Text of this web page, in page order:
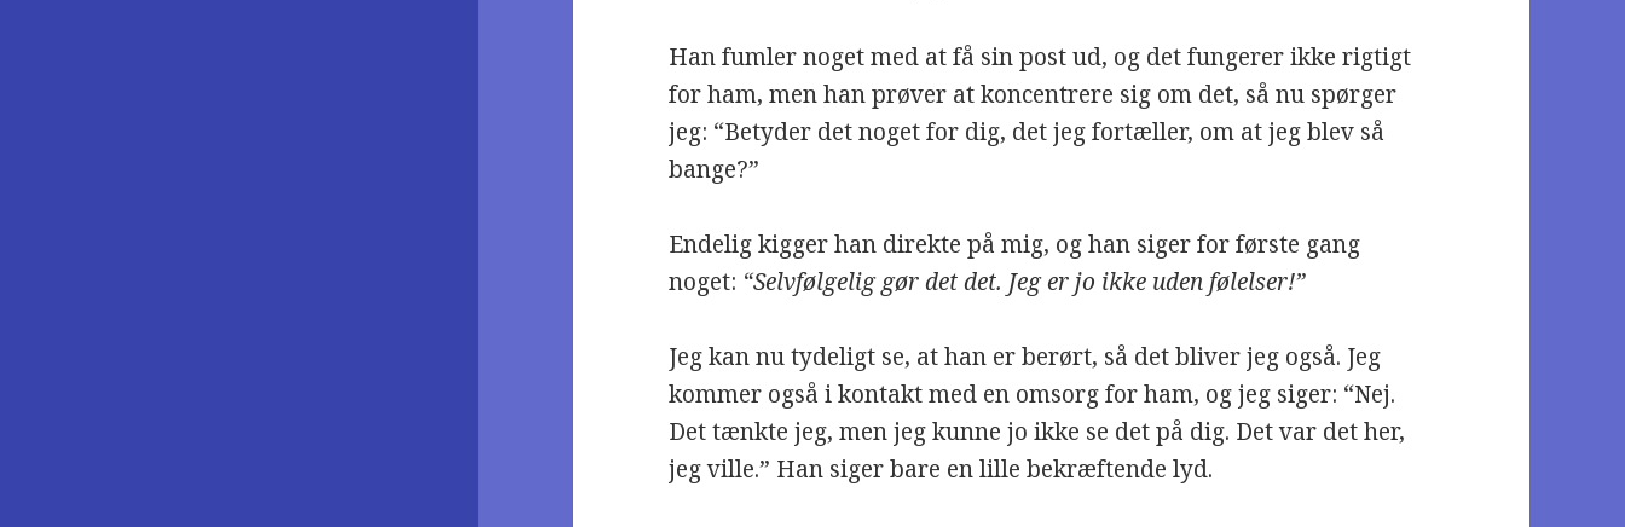
Han fumler noget med at få sin post ud, og det fungerer ikke rigtigt
for ham, men han prøver at koncentrere sig om det, så nu spørger
jeg: “Betyder det noget for dig, det jeg fortæller, om at jeg blev så
bange?”
Endelig kigger han direkte på mig, og han siger for første gang
noget: “Selvfølgelig gør det det. Jeg er jo ikke uden følelser!”
Jeg kan nu tydeligt se, at han er berørt, så det bliver jeg også. Jeg
kommer også i kontakt med en omsorg for ham, og jeg siger: “Nej.
Det tænkte jeg, men jeg kunne jo ikke se det på dig. Det var det her,
jeg ville.” Han siger bare en lille bekræftende lyd.